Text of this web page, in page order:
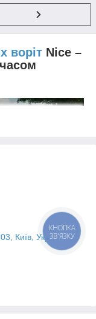
ворітNice–
система «розумний
Фахівці
автоматизованих
комфортніше.
безпеки в
від
дверей. Цей
Київ, Україна
КНОПКА
ЗВ'ЯЗКУ